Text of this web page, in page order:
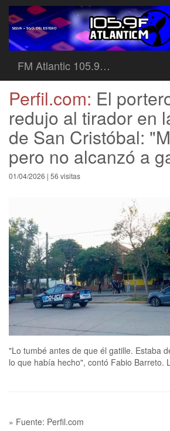
FM Atlantic 105.9…
Perfil.com: El
redujo al tirador en
de San Cristóbal:
pero no alcanzó a
01/04/2026 | 56 visitas
"Lo tumbé antes de que él gatille. Estaba
lo que había hecho", contó Fabio Barreto.
» Fuente: Perfil.com